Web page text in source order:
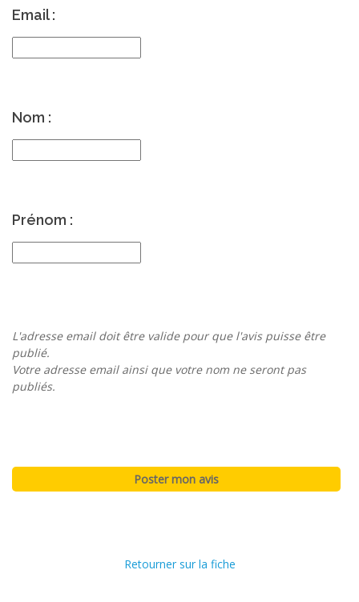
Email :
Nom :
Prénom :
L'adresse email doit être valide pour que l'avis puisse être
publié.
Votre adresse email ainsi que votre nom ne seront pas
publiés.
Retourner sur la fiche